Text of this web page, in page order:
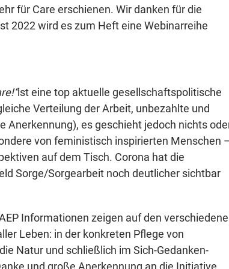
für Care erschienen. Wir danken für die
2022 wird es zum Heft eine Webinarreihe
ist eine top aktuelle gesellschaftspolitische
Verteilung der Arbeit, unbezahlte und
Anerkennung), es geschieht jedoch nichts
von feministisch inspirierten Menschen
auf dem Tisch. Corona hat die
Sorge/Sorgearbeit noch deutlicher sichtbar
Informationen zeigen auf den
Leben: in der konkreten Pflege von
Natur und schließlich im Sich-Gedanken-
und große Anerkennung an die Initiative